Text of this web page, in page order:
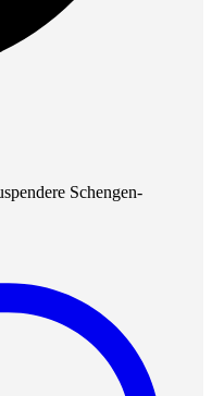
Schengen-